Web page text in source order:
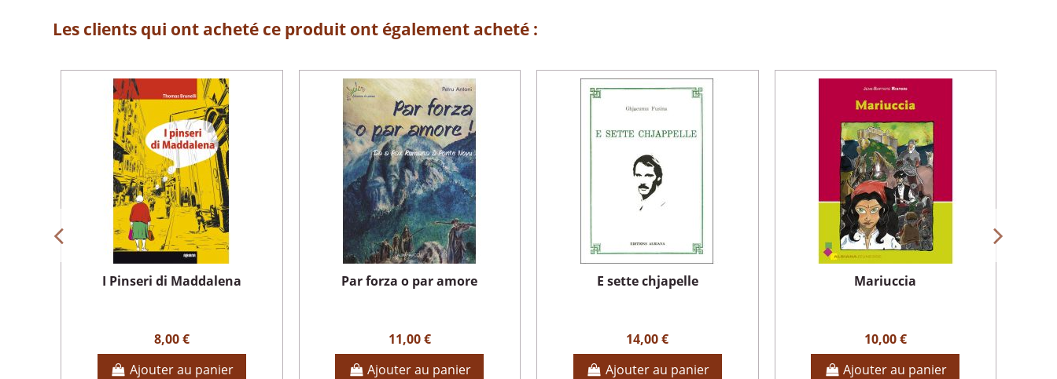
Les clients qui ont acheté ce produit ont également acheté :
I Pinseri di Maddalena
8,00 €
Ajouter au panier
Par forza o par amore
11,00 €
Ajouter au panier
E sette chjapelle
14,00 €
Ajouter au panier
Mariuccia
10,00 €
Ajouter au panier